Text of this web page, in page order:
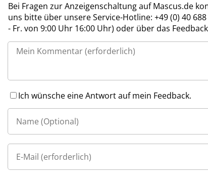
Bei Fragen zur Anzeigenschaltung auf Mascus.de
uns bitte über unsere Service-Hotline: +49 (0) 40 688
- Fr. von 9:00 Uhr 16:00 Uhr) oder über das
Ich wünsche eine Antwort auf mein Feedback.